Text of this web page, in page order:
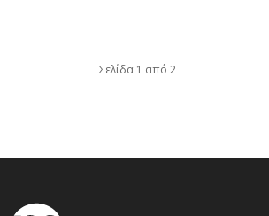
Σελίδα 1 από 2